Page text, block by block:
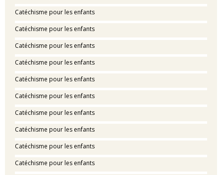
Catéchisme pour les enfants
Catéchisme pour les enfants
Catéchisme pour les enfants
Catéchisme pour les enfants
Catéchisme pour les enfants
Catéchisme pour les enfants
Catéchisme pour les enfants
Catéchisme pour les enfants
Catéchisme pour les enfants
Catéchisme pour les enfants